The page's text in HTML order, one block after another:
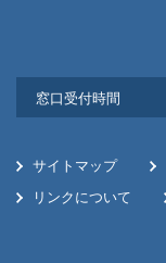
窓口受付時間
サイトマップ
リンクについて